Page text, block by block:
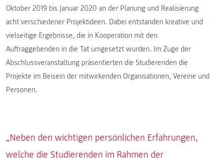
Oktober 2019 bis Januar 2020 an der Planung und Realisierung
acht verschiedener Projektideen. Dabei entstanden kreative und
vielseitige Ergebnisse, die in Kooperation mit den
Auftraggebenden in die Tat umgesetzt wurden. Im Zuge der
Abschlussveranstaltung präsentierten die Studierenden die
Projekte im Beisein der mitwirkenden Organisationen, Vereine und
Personen.
„Neben den wichtigen persönlichen Erfahrungen,
welche die Studierenden im Rahmen der